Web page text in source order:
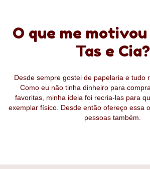
O que me
Tas e Cia?
Desde sempre gostei de papelaria e tudo
Como eu não tinha dinheiro para
favoritas, minha ideia foi recria-las para
exemplar físico. Desde então ofereço essa
pessoas também.